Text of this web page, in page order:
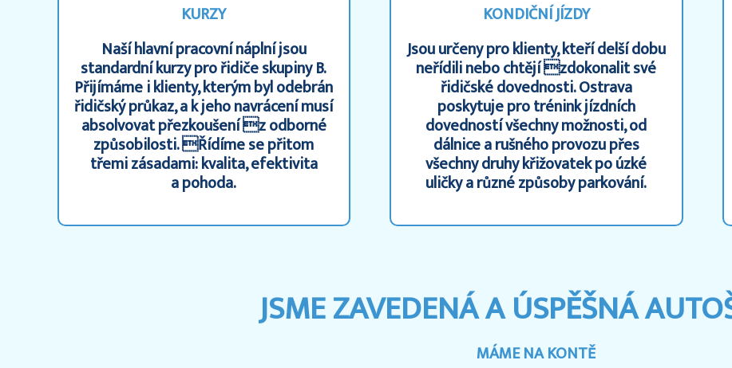
KURZY
Naší hlavní pracovní náplní jsou
standardní kurzy pro řidiče skupiny B.
Přijímáme i klienty, kterým byl odebrán
řidičský průkaz, a k jeho navrácení musí
absolvovat přezkoušení z odborné
způsobilosti. Řídíme se přitom
třemi zásadami: kvalita, efektivita
a pohoda.
KONDIČNÍ JÍZDY
Jsou určeny pro klienty, kteří delší dobu
neřídili nebo chtějí zdokonalit své
řidičské dovednosti. Ostrava
poskytuje pro trénink jízdních
dovedností všechny možnosti, od
dálnice a rušného provozu přes
všechny druhy křižovatek po úzké
uličky a různé způsoby parkování.
JSME ZAVEDENÁ A ÚSPĚŠNÁ
MÁME NA KONTĚ